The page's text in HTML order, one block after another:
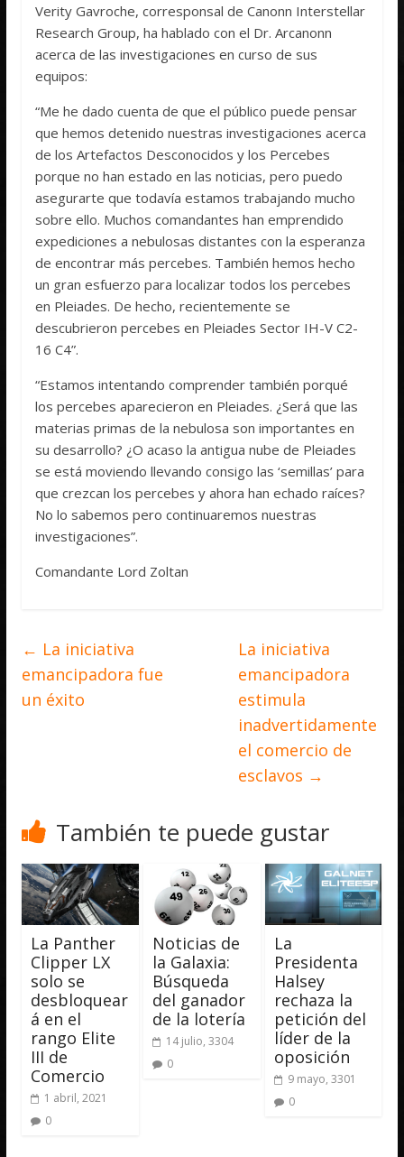
Verity Gavroche, corresponsal de Canonn Interstellar
Research Group, ha hablado con el Dr. Arcanonn
acerca de las investigaciones en curso de sus
equipos:
“Me he dado cuenta de que el público puede pensar
que hemos detenido nuestras investigaciones acerca
de los Artefactos Desconocidos y los Percebes
porque no han estado en las noticias, pero puedo
asegurarte que todavía estamos trabajando mucho
sobre ello. Muchos comandantes han emprendido
expediciones a nebulosas distantes con la esperanza
de encontrar más percebes. También hemos hecho
un gran esfuerzo para localizar todos los percebes
en Pleiades. De hecho, recientemente se
descubrieron percebes en Pleiades Sector IH-V C2-
16 C4”.
“Estamos intentando comprender también porqué
los percebes aparecieron en Pleiades. ¿Será que las
materias primas de la nebulosa son importantes en
su desarrollo? ¿O acaso la antigua nube de Pleiades
se está moviendo llevando consigo las ‘semillas’ para
que crezcan los percebes y ahora han echado raíces?
No lo sabemos pero continuaremos nuestras
investigaciones”.
Comandante Lord Zoltan
← La iniciativa
emancipadora fue
un éxito
La iniciativa
emancipadora
estimula
inadvertidamente
el comercio de
esclavos →
También te puede gustar
La Panther
Clipper LX
solo se
desbloquear
á en el
rango Elite
III de
Comercio
1 abril, 2021
0
Noticias de
la Galaxia:
Búsqueda
del ganador
de la lotería
14 julio, 3304
0
La
Presidenta
Halsey
rechaza la
petición del
líder de la
oposición
9 mayo, 3301
0